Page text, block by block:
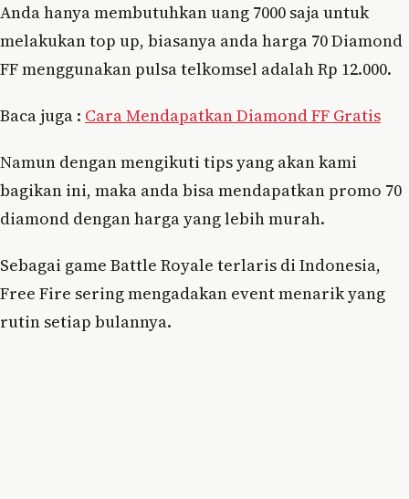
Anda hanya membutuhkan uang 7000 saja untuk
melakukan top up, biasanya anda harga 70 Diamond
FF menggunakan pulsa telkomsel adalah Rp 12.000.
Baca juga : Cara Mendapatkan Diamond FF Gratis
Namun dengan mengikuti tips yang akan kami
bagikan ini, maka anda bisa mendapatkan promo 70
diamond dengan harga yang lebih murah.
Sebagai game Battle Royale terlaris di Indonesia,
Free Fire sering mengadakan event menarik yang
rutin setiap bulannya.